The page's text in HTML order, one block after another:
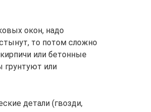
окон, надо
то потом сложно
или бетонные
грунтуют или
детали (гвозди,